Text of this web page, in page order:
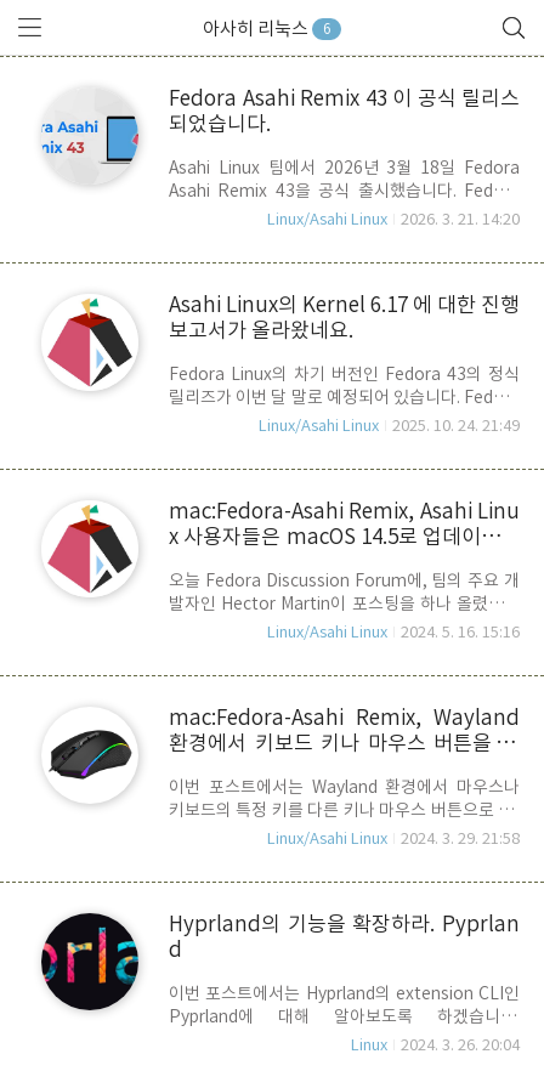
아사히 리눅스 6
Fedora Asahi Remix 43 이 공식 릴리스
되었습니다.
Asahi Linux 팀에서 2026년 3월 18일 Fedora
Asahi Remix 43을 공식 출시했습니다. Fedora
Linux 43이 공식으로 릴리스 된 것은 2025년 10월
전에서는 Mac Pro, M2 Pro/Max, MacBook의 내
플레이에 대한 120Hz 주사율 지원이 추가되었으
며, KDE Plasma 4.6과 GNOME 49를 제공합니
음 설치하려면 Mac에서 터미널을 열고, 아래 명령
을 실행하면 되는데, macOS 14.2(Sonoma) 이상
이 설치된 mac이 필요합니다. curl
Linux/Asahi Linux 2026. 3. 21. 14:20
Asahi Linux의 Kernel 6.17 에 대한 진행
보고서가 올라왔네요.
Fedora Linux의 차기 버전인 Fedora 43의 정식
릴리즈가 이번 달 말로 예정되어 있습니다. Fedora
43은 Linux Kernel 6.17이 포함될 예정이지요.
있었으면 합니다. 오늘 25/10/24 일, 방금전에
서가 등록되었습니다. 간단히 어떤 내용인지 살펴
봅시다. 우선, Linux Kernel에 대한 Upstream에
Apple의 M1/2 Aplle Silicon Chip에 대한
SMC(System Management Controller) 드라이
버가 마침내 Linux Kernel에 Merge 되었다는 소식
Linux/Asahi Linux 2025. 10. 24. 21:49
mac:Fedora-Asahi Remix, Asahi Linu
x 사용자들은 macOS 14.5로 업데이트를
오늘 Fedora Discussion Forum에, 팀의 주요 개
발자인 Hector Martin이 포스팅을 하나 올렸습니
다. 글의 요지는 macOS 14.5 업데이트 후, 일부 데
력이 되지 않는 문제점이 발생했다는 보고가 올라
항목인지 아니면 버그인지 확실치 않으며, 현재 조
사중이라고 합니다. 관련하여, 이것이 apple의 개
Linux에서 후속 조치가 필요한 것이라면, 그 전에
부팅에 문제가 발생할 수도 있는 일이므로, 적어도
Asahi Linux를 사용하는 사용자들은 확실히 문제
하지 말..
Linux/Asahi Linux 2024. 5. 16. 15:16
mac:Fedora-Asahi Remix, Wayland
환경에서 키보드 키나 마우스 버튼을 다
이번 포스트에서는 Wayland 환경에서 마우스나
키보드의 특정 키를 다른 키나 마우스 버튼으로 re-
mapping 하는 방법을 알아 보도록 하겠습니다. 키
지가 있을 수 있습니다. shell script나 python에서
치기하는 방법이 있는 반면, Linux 자체의 low
level에서 아예 해당 키의 출력 값을 바꾸는 방법이
후자는 좀 더 low-level에서 처리하는 방법이라고
할 수 있습니다. high-level의 장점은 단순 키 맵이
아닌 하나의 키에 스트링을 assign 하는 등 보다 폭
Linux/Asahi Linux 2024. 3. 29. 21:58
Hyprland의 기능을 확장하라. Pyprlan
d
이번 포스트에서는 Hyprland의 extension CLI인
Pyprland에 대해 알아보도록 하겠습니다.
Pyprland는 Hyprland WM(Window Manager)
Linux 2024. 3. 26. 20:04